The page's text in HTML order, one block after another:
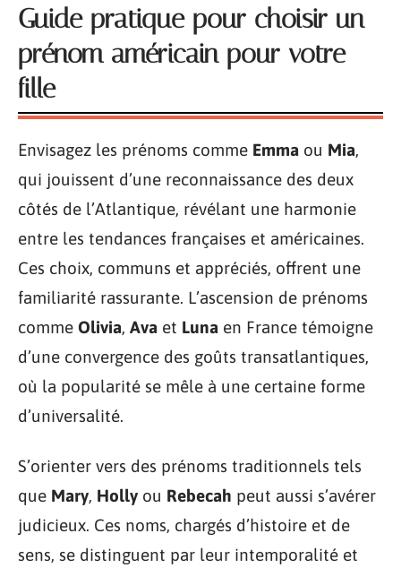
Guide pratique pour choisir un
prénom américain pour votre
fille
Envisagez les prénoms comme Emma ou Mia,
qui jouissent d’une reconnaissance des deux
côtés de l’Atlantique, révélant une harmonie
entre les tendances françaises et américaines.
Ces choix, communs et appréciés, offrent une
familiarité rassurante. L’ascension de prénoms
comme Olivia, Ava et Luna en France témoigne
d’une convergence des goûts transatlantiques,
où la popularité se mêle à une certaine forme
d’universalité.
S’orienter vers des prénoms traditionnels tels
que Mary, Holly ou Rebecah peut aussi s’avérer
judicieux. Ces noms, chargés d’histoire et de
sens, se distinguent par leur intemporalité et